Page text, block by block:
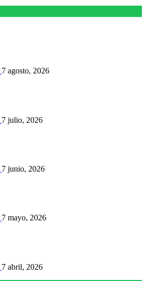
7 agosto, 2026
7 julio, 2026
7 junio, 2026
7 mayo, 2026
7 abril, 2026